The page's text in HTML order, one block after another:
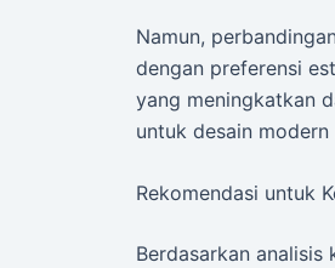
Namun,
dengan preferensi
yang meningkatkan
untuk desain modern
Rekomendasi untuk
Berdasarkan analisis